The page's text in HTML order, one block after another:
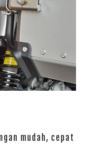
mudah, cepat